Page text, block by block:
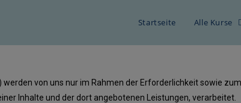
Startseite Alle Kurse
von uns nur im Rahmen der Erforderlichkeit sowie
Inhalte und der dort angebotenen Leistungen, verarbeitet.